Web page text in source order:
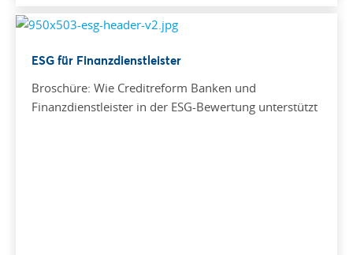
ESG für Finanzdienstleister
Broschüre: Wie Creditreform Banken und
Finanzdienstleister in der ESG-Bewertung unterstützt